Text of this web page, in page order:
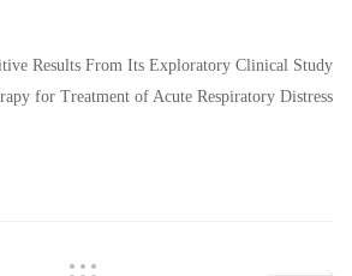
Results From Its Exploratory Clinical Study
for Treatment of Acute Respiratory Distress